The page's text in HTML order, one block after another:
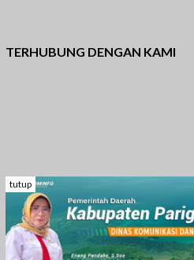
TERHUBUNG DENGAN KAMI
Copyright © 2021-2022
tutup